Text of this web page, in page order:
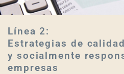
Línea 2:
Estrategias de
y socialmente
empresas